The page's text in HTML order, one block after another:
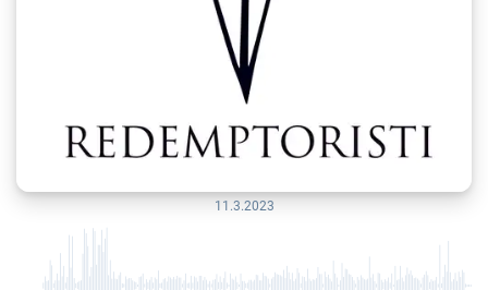
11.3.2023